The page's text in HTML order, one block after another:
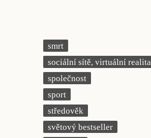
smrt
sociální sítě, virtuální realita
společnost
sport
středověk
světový bestseller